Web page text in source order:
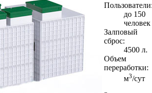
до 150
человек
Залповый
сброс:
4500 л.
Объем
переработки:
м3/сут